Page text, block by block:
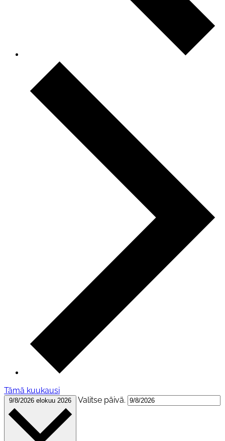
Tämä kuukausi
9/8/2026 elokuu 2026 Valitse päivä.